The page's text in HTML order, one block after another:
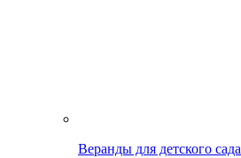
Веранды для детского сада